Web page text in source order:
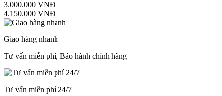
3.000.000 VNĐ
4.150.000 VNĐ
Giao hàng nhanh
Tư vấn miễn phí, Bảo hành chính hãng
Tư vấn miễn phí 24/7